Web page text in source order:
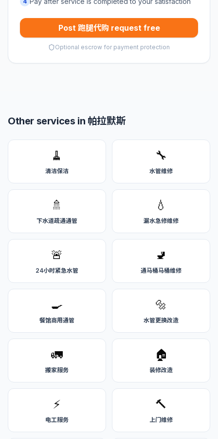
Post 跑腿代购 request free
Optional escrow for payment protection
Other services in 帕拉默斯
🧹
清洁保洁
🔧
水管维修
🚿
下水道疏通通管
💧
漏水急修维修
🚨
24小时紧急水管
🚽
通马桶马桶维修
🍳
餐馆商用通管
🔩
水管更换改造
🚛
搬家服务
🏠
装修改造
⚡
电工服务
🔨
上门维修